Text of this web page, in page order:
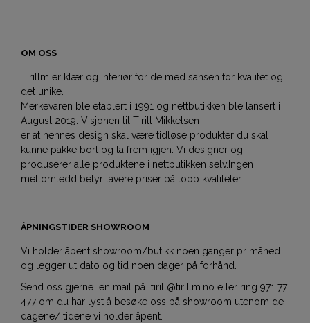
OM OSS
Tirillm er klær og interiør for de med sansen for kvalitet og
det unike.
Merkevaren ble etablert i 1991 og nettbutikken ble lansert i
August 2019. Visjonen til Tirill Mikkelsen
er at hennes design skal være tidløse produkter du skal
kunne pakke bort og ta frem igjen. Vi designer og
produserer alle produktene i nettbutikken selv.Ingen
mellomledd betyr lavere priser på topp kvaliteter.
ÅPNINGSTIDER SHOWROOM
Vi holder åpent showroom/butikk noen ganger pr måned
og legger ut dato og tid noen dager på forhånd.
Send oss gjerne en mail på tirill@tirillm.no eller ring 971 77
477 om du har lyst å besøke oss på showroom utenom de
dagene/ tidene vi holder åpent.